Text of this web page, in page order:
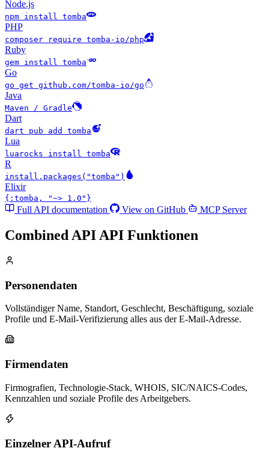
Node.js
npm install tomba
PHP
composer require tomba-io/php
Ruby
gem install tomba
Go
go get github.com/tomba-io/go
Java
Maven / Gradle
Dart
dart pub add tomba
Lua
luarocks install tomba
R
install.packages("tomba")
Elixir
{:tomba, "~> 1.0"}
Full API documentation View on GitHub MCP Server
Combined API API Funktionen
Personendaten
Vollständiger Name, Standort, Geschlecht, Beschäftigung, soziale
Profile und E-Mail-Verifizierung alles aus der E-Mail-Adresse.
Firmendaten
Firmografien, Technologie-Stack, WHOIS, SIC/NAICS-Codes,
Kennzahlen und soziale Profile des Arbeitgebers.
Einzelner API-Aufruf